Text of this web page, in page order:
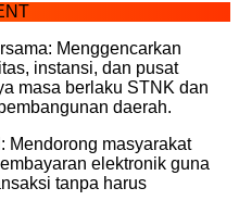
Menggencarkan
instansi, dan pusat
masa berlaku STNK dan
daerah.
Mendorong masyarakat
elektronik guna
tanpa harus